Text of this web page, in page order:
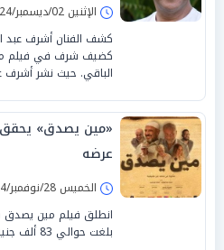
الإثنين 02/ديسمبر/2024 - 07:47 م
كشف الفنان أشرف عبد
كضيف شرف في فيلم
الباقي. حيث نشر أشرف
عرضه
الخميس 28/نوفمبر/2024 - 06:07 م
انطلق فيلم مين يصدق
بلغت حوالي 83 ألف جنيه أول أيام طرحه بالسينمات.